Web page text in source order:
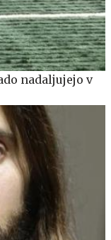
nadaljujejo v